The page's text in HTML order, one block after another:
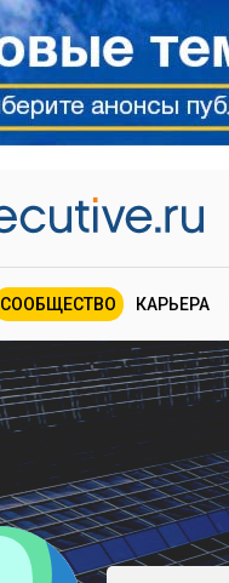
СООБЩЕСТВО КАРЬЕРА